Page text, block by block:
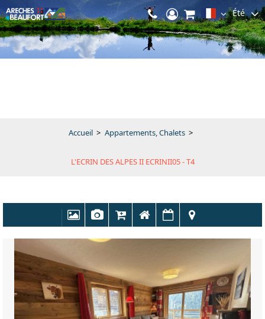
Été
Accueil > Appartements, Chalets >
L'ECRIN DES ALPES II ECRINII05 - T4